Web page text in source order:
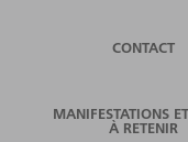
CONTACT
MANIFESTATIONS
À RETENIR